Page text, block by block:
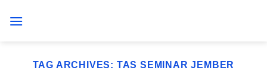
TAG ARCHIVES: TAS SEMINAR JEMBER